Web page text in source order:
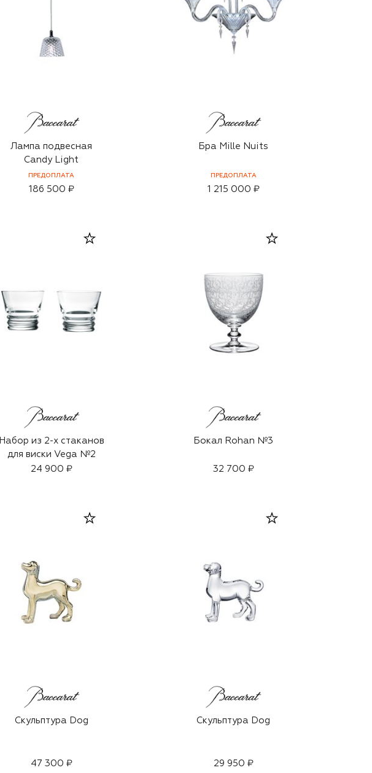
Лампа подвесная
Candy Light
ПРЕДОПЛАТА
186 500 ₽
Бра Mille Nuits
ПРЕДОПЛАТА
1 215 000 ₽
Набор из 2-х стаканов
для виски Vega №2
24 900 ₽
Бокал Rohan №3
32 700 ₽
Скульптура Dog
47 300 ₽
Скульптура Dog
29 950 ₽